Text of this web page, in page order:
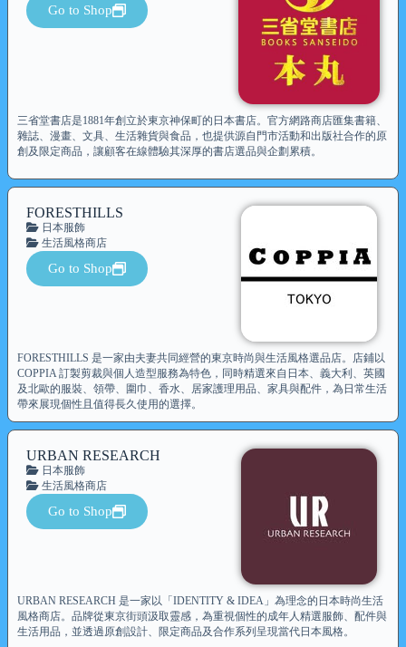
Go to Shop
三省堂書店是1881年創立於東京神保町的日本書店。官方網路商店匯集書籍、
雜誌、漫畫、文具、生活雜貨與食品，也提供源自門市活動和出版社合作的原
創及限定商品，讓顧客在線體驗其深厚的書店選品與企劃累積。
FORESTHILLS
日本服飾
生活風格商店
Go to Shop
FORESTHILLS 是一家由夫妻共同經營的東京時尚與生活風格選品店。店鋪以
COPPIA 訂製剪裁與個人造型服務為特色，同時精選來自日本、義大利、英國
及北歐的服裝、領帶、圍巾、香水、居家護理用品、家具與配件，為日常生活
帶來展現個性且值得長久使用的選擇。
URBAN RESEARCH
日本服飾
生活風格商店
Go to Shop
URBAN RESEARCH 是一家以「IDENTITY & IDEA」為理念的日本時尚生活
風格商店。品牌從東京街頭汲取靈感，為重視個性的成年人精選服飾、配件與
生活用品，並透過原創設計、限定商品及合作系列呈現當代日本風格。